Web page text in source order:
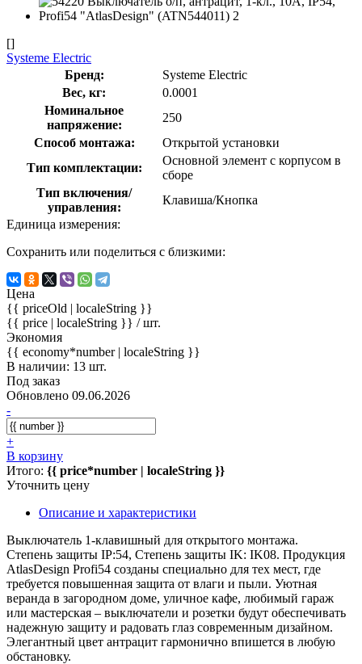
[]
Systeme Electric
Бренд:
Systeme Electric
Вес, кг:
0.0001
Номинальное
напряжение:
250
Способ монтажа:
Открытой установки
Тип комплектации:
Основной элемент с корпусом в
сборе
Тип включения/
управления:
Клавиша/Кнопка
Единица измерения:
Сохранить или поделиться с близкими:
Цена
{{ priceOld | localeString }}
{{ price | localeString }} / шт.
Экономия
{{ economy*number | localeString }}
В наличии: 13 шт.
Под заказ
Обновлено 09.06.2026
-
+
В корзину
Итого: {{ price*number | localeString }}
Уточнить цену
Описание и характеристики
Выключатель 1-клавишный для открытого монтажа.
Степень защиты IP:54, Степень защиты IK: IK08. Продукция
AtlasDesign Profi54 созданы специально для тех мест, где
требуется повышенная защита от влаги и пыли. Уютная
веранда в загородном доме, уличное кафе, любимый гараж
или мастерская – выключатели и розетки будут обеспечивать
надежную защиту и радовать глаз современным дизайном.
Элегантный цвет антрацит гармонично впишется в любую
обстановку.